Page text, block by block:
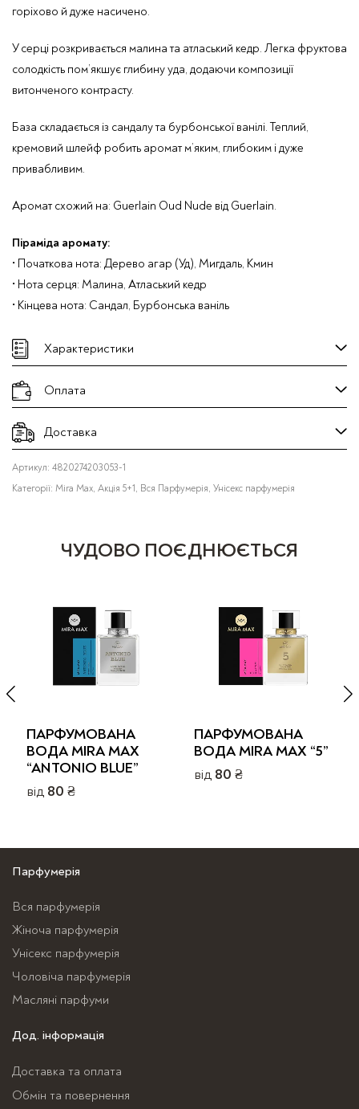
кількість
горіхово й дуже насичено.
У серці розкривається малина та атласький кедр. Легка фруктова
солодкість пом’якшує глибину уда, додаючи композиції
витонченого контрасту.
База складається із сандалу та бурбонської ванілі. Теплий,
кремовий шлейф робить аромат м’яким, глибоким і дуже
привабливим.
Аромат схожий на: Guerlain Oud Nude від Guerlain.
Піраміда аромату:
• Початкова нота: Дерево агар (Уд), Мигдаль, Кмин
• Нота серця: Малина, Атласький кедр
• Кінцева нота: Сандал, Бурбонська ваніль
Характеристики
Оплата
Доставка
Артикул: 4820274203053-1
Категорії: Mira Max, Акція 5+1, Вся Парфумерія, Унісекс парфумерія
ЧУДОВО ПОЄДНЮЄТЬСЯ
ПАРФУМОВАНА
ВОДА MIRA MAX
“ANTONIO BLUE”
від 80 ₴
має
кілька
Параметри
можна
вибрати
на
сторінці
ПАРФУМОВАНА
ВОДА MIRA MAX “5”
від 80 ₴
Парфумерія
Вся парфумерія
Жіноча парфумерія
Унісекс парфумерія
Чоловіча парфумерія
Масляні парфуми
Дод. інформація
Доставка та оплата
Обмін та повернення